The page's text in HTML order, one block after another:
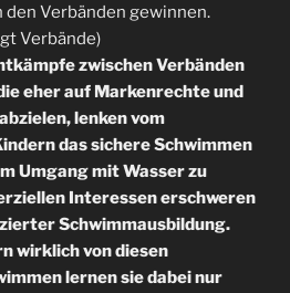
Verbänden gewinnen.
Verbände)
zwischen Verbänden
eher auf Markenrechte und
lenken vom
das sichere Schwimmen
Umgang mit Wasser zu
Interessen erschweren
Schwimmausbildung.
wirklich von diesen
lernen sie dabei nur